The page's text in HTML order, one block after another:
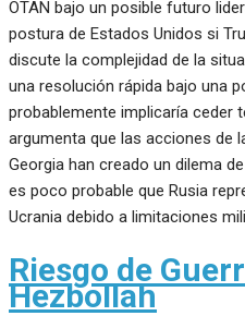
OTAN bajo un posible futuro
postura de Estados Unidos si
discute la complejidad de la
una resolución rápida bajo una
probablemente implicaría ceder
argumenta que las acciones de
Georgia han creado un dilema
es poco probable que Rusia
Ucrania debido a limitaciones
Riesgo de
Hezbollah